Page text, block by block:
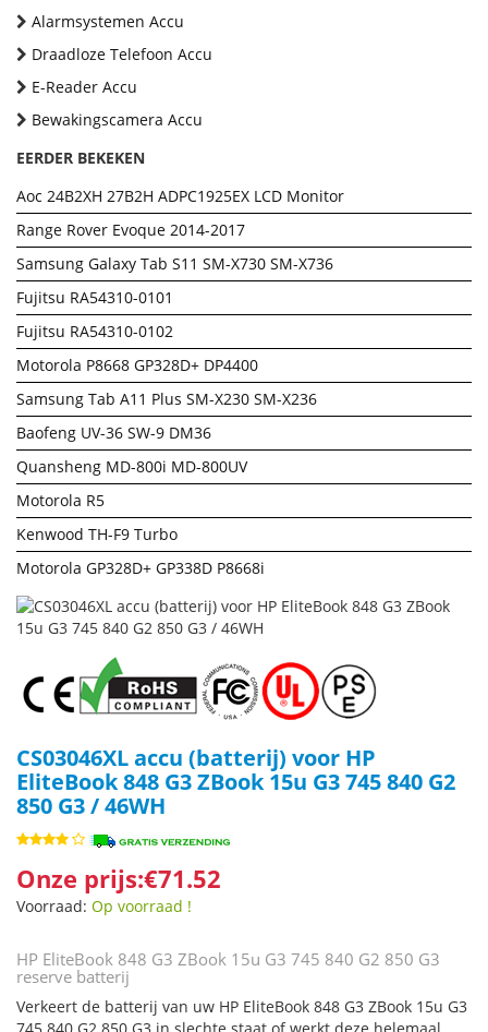
Alarmsystemen Accu
Draadloze Telefoon Accu
E-Reader Accu
Bewakingscamera Accu
EERDER BEKEKEN
Aoc 24B2XH 27B2H ADPC1925EX LCD Monitor
Range Rover Evoque 2014-2017
Samsung Galaxy Tab S11 SM-X730 SM-X736
Fujitsu RA54310-0101
Fujitsu RA54310-0102
Motorola P8668 GP328D+ DP4400
Samsung Tab A11 Plus SM-X230 SM-X236
Baofeng UV-36 SW-9 DM36
Quansheng MD-800i MD-800UV
Motorola R5
Kenwood TH-F9 Turbo
Motorola GP328D+ GP338D P8668i
CS03046XL accu (batterij) voor HP
EliteBook 848 G3 ZBook 15u G3 745 840 G2
850 G3 / 46WH
Onze prijs:€71.52
Voorraad: Op voorraad !
HP EliteBook 848 G3 ZBook 15u G3 745 840 G2 850 G3
reserve batterij
Verkeert de batterij van uw HP EliteBook 848 G3 ZBook 15u G3